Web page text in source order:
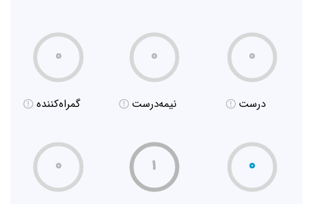
۰
درست
۰
نیمه‌درست
۰
گمراه‌کننده
۰ ۱ ۰